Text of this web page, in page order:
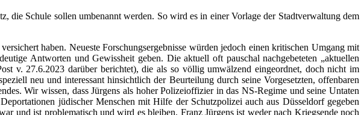
die Schule sollen umbenannt werden. So wird es in einer Vorlage der Stadtverwaltung dem
haben. Neueste Forschungsergebnisse würden jedoch einen kritischen Umgang mit
Antworten und Gewissheit geben. Die aktuell oft pauschal nachgebeteten „aktuellen
v. 27.6.2023 darüber berichtet), die als so völlig umwälzend eingeordnet, doch nicht im
neu und interessant hinsichtlich der Beurteilung durch seine Vorgesetzten, offenbaren
Wir wissen, dass Jürgens als hoher Polizeioffizier in das NS-Regime und seine Untaten
jüdischer Menschen mit Hilfe der Schutzpolizei auch aus Düsseldorf gegeben
und ist problematisch und wird es bleiben. Franz Jürgens ist weder nach Kriegsende noch